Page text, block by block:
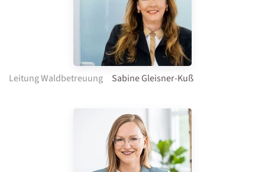
Leitung Waldbetreuung Sabine Gleisner-Kuß